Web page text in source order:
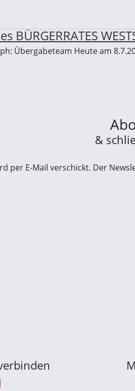
BÜRGERRATES
Übergabeteam Heute am
&
per E-Mail verschickt. Der